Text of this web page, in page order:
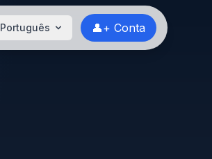
Português 👤+ Conta